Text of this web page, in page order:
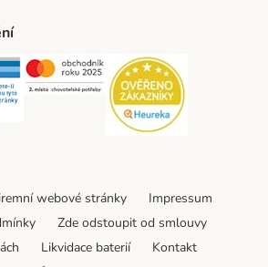
Security Security
webové stránky
Impressum
Zde odstoupit od smlouvy
Likvidace baterií
Kontakt